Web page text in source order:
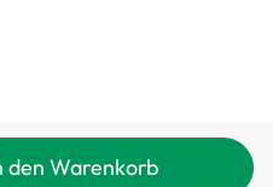
den Warenkorb